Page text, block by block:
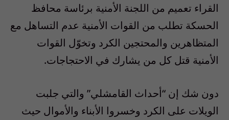
القراء تعميم من اللجنة الأمنية برئاسة محافظ
الحسكة تطلب من القوات الأمنية عدم التساهل مع
المتظاهرين والمحتجين الكرد وتخوّل القوات
الأمنية قتل كل من يشارك في الاحتجاجات.
دون شك إن “أحداث القامشلي” والتي جلبت
الويلات على الكرد وخسروا الأبناء والأموال حيث